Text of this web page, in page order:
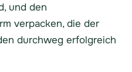
und den
verpacken, die der
durchweg erfolgreich